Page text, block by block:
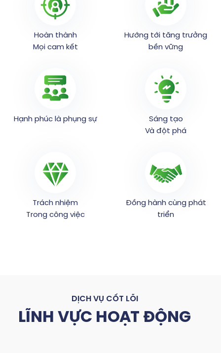
Hoàn thành
Mọi cam kết
Hướng tới tăng trưởng
bền vững
Hạnh phúc là phụng sự
Sáng tạo
Và đột phá
Trách nhiệm
Trong công việc
Đồng hành cùng phát
triển
DỊCH VỤ CỐT LÕI
LĨNH VỰC HOẠT ĐỘNG